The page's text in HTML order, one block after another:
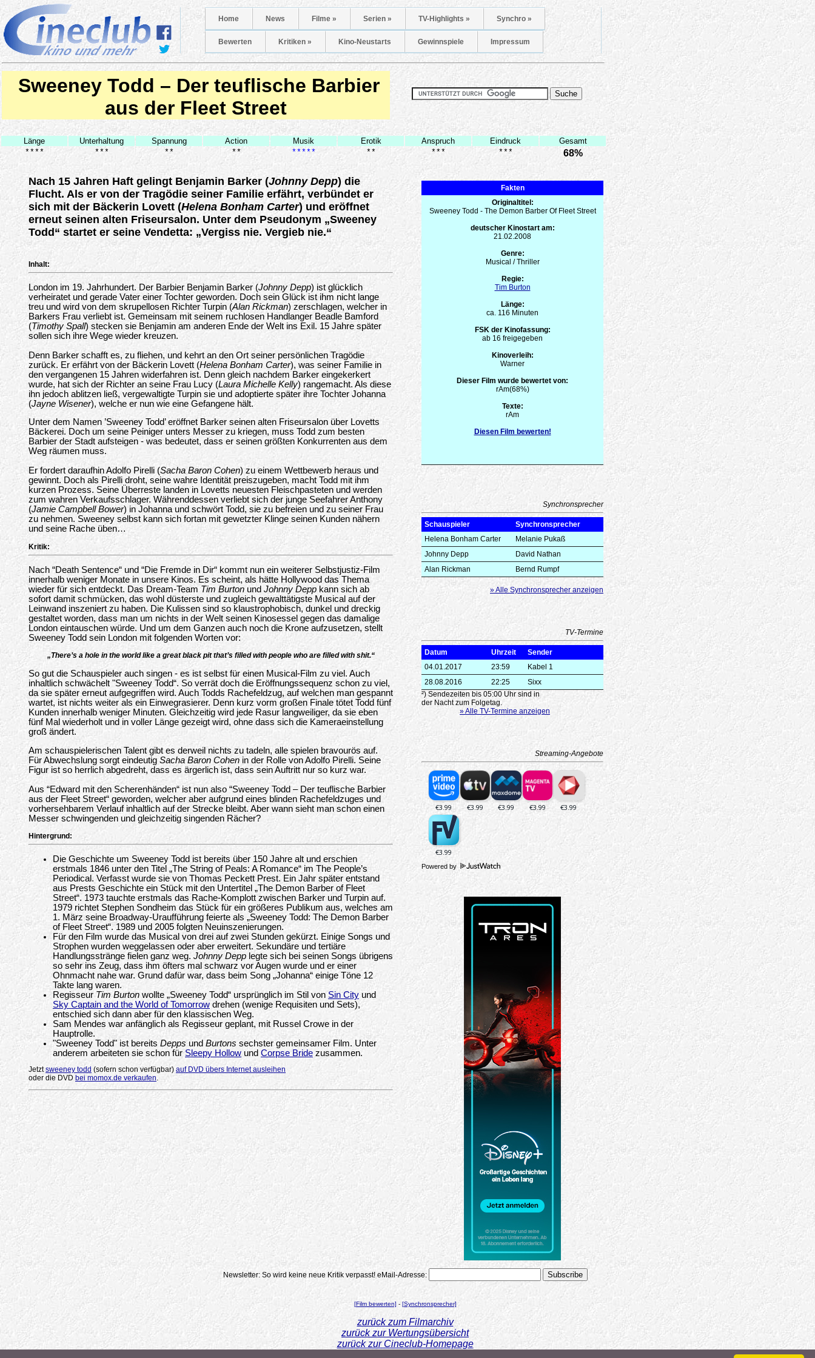
Home News Filme » Serien » TV-Highlights » Synchro »
Bewerten Kritiken » Kino-Neustarts Gewinnspiele Impressum
Sweeney Todd – Der teuflische Barbier
aus der Fleet Street
Länge Unterhaltung Spannung Action Musik Erotik Anspruch Eindruck
Gesamt
****
*** ** ** ***** ** *** *** 68%
Nach 15 Jahren Haft gelingt Benjamin Barker (Johnny Depp) die
Flucht. Als er von der Tragödie seiner Familie erfährt, verbündet er
sich mit der Bäckerin Lovett (Helena Bonham Carter) und eröffnet
erneut seinen alten Friseursalon. Unter dem Pseudonym „Sweeney
Todd“ startet er seine Vendetta: „Vergiss nie. Vergieb nie.“
Inhalt:
London im 19. Jahrhundert. Der Barbier Benjamin Barker (Johnny Depp) ist glücklich
verheiratet und gerade Vater einer Tochter geworden. Doch sein Glück ist ihm nicht lange
treu und wird von dem skrupellosen Richter Turpin (Alan Rickman) zerschlagen, welcher in
Barkers Frau verliebt ist. Gemeinsam mit seinem ruchlosen Handlanger Beadle Bamford
(Timothy Spall) stecken sie Benjamin am anderen Ende der Welt ins Exil. 15 Jahre später
sollen sich ihre Wege wieder kreuzen.
Denn Barker schafft es, zu fliehen, und kehrt an den Ort seiner persönlichen Tragödie
zurück. Er erfährt von der Bäckerin Lovett (Helena Bonham Carter), was seiner Familie in
den vergangenen 15 Jahren widerfahren ist. Denn gleich nachdem Barker eingekerkert
wurde, hat sich der Richter an seine Frau Lucy (Laura Michelle Kelly) rangemacht. Als diese
ihn jedoch ablitzen ließ, vergewaltigte Turpin sie und adoptierte später ihre Tochter Johanna
(Jayne Wisener), welche er nun wie eine Gefangene hält.
Unter dem Namen ’Sweeney Todd’ eröffnet Barker seinen alten Friseursalon über Lovetts
Bäckerei. Doch um seine Peiniger unters Messer zu kriegen, muss Todd zum besten
Barbier der Stadt aufsteigen - was bedeutet, dass er seinen größten Konkurrenten aus dem
Weg räumen muss.
Er fordert daraufhin Adolfo Pirelli (Sacha Baron Cohen) zu einem Wettbewerb heraus und
gewinnt. Doch als Pirelli droht, seine wahre Identität preiszugeben, macht Todd mit ihm
kurzen Prozess. Seine Überreste landen in Lovetts neuesten Fleischpasteten und werden
zum wahren Verkaufsschlager. Währenddessen verliebt sich der junge Seefahrer Anthony
(Jamie Campbell Bower) in Johanna und schwört Todd, sie zu befreien und zu seiner Frau
zu nehmen. Sweeney selbst kann sich fortan mit gewetzter Klinge seinen Kunden nähern
und seine Rache üben…
Kritik:
Nach “Death Sentence“ und “Die Fremde in Dir“ kommt nun ein weiterer Selbstjustiz-Film
innerhalb weniger Monate in unsere Kinos. Es scheint, als hätte Hollywood das Thema
wieder für sich entdeckt. Das Dream-Team Tim Burton und Johnny Depp kann sich ab
sofort damit schmücken, das wohl düsterste und zugleich gewalttätigste Musical auf der
Leinwand inszeniert zu haben. Die Kulissen sind so klaustrophobisch, dunkel und dreckig
gestaltet worden, dass man um nichts in der Welt seinen Kinosessel gegen das damalige
London eintauschen würde. Und um dem Ganzen auch noch die Krone aufzusetzen, stellt
Sweeney Todd sein London mit folgenden Worten vor:
„There’s a hole in the world like a great black pit that’s filled with people who are filled with shit.“
So gut die Schauspieler auch singen - es ist selbst für einen Musical-Film zu viel. Auch
inhaltlich schwächelt "Sweeney Todd“. So verrät doch die Eröffnungssequenz schon zu viel,
da sie später erneut aufgegriffen wird. Auch Todds Rachefeldzug, auf welchen man gespannt
wartet, ist nichts weiter als ein Einwegrasierer. Denn kurz vorm großen Finale tötet Todd fünf
Kunden innerhalb weniger Minuten. Gleichzeitig wird jede Rasur langweiliger, da sie eben
fünf Mal wiederholt und in voller Länge gezeigt wird, ohne dass sich die Kameraeinstellung
groß ändert.
Am schauspielerischen Talent gibt es derweil nichts zu tadeln, alle spielen bravourös auf.
Für Abwechslung sorgt eindeutig Sacha Baron Cohen in der Rolle von Adolfo Pirelli. Seine
Figur ist so herrlich abgedreht, dass es ärgerlich ist, dass sein Auftritt nur so kurz war.
Aus “Edward mit den Scherenhänden“ ist nun also “Sweeney Todd – Der teuflische Barbier
aus der Fleet Street“ geworden, welcher aber aufgrund eines blinden Rachefeldzuges und
vorhersehbarem Verlauf inhaltlich auf der Strecke bleibt. Aber wann sieht man schon einen
Messer schwingenden und gleichzeitig singenden Rächer?
Hintergrund:
Die Geschichte um Sweeney Todd ist bereits über 150 Jahre alt und erschien
erstmals 1846 unter den Titel „The String of Peals: A Romance“ im The People’s
Periodical. Verfasst wurde sie von Thomas Peckett Prest. Ein Jahr später entstand
aus Prests Geschichte ein Stück mit den Untertitel „The Demon Barber of Fleet
Street“. 1973 tauchte erstmals das Rache-Komplott zwischen Barker und Turpin auf.
1979 richtet Stephen Sondheim das Stück für ein größeres Publikum aus, welches am
1. März seine Broadway-Uraufführung feierte als „Sweeney Todd: The Demon Barber
of Fleet Street“. 1989 und 2005 folgten Neuinszenierungen.
Für den Film wurde das Musical von drei auf zwei Stunden gekürzt. Einige Songs und
Strophen wurden weggelassen oder aber erweitert. Sekundäre und tertiäre
Handlungsstränge fielen ganz weg. Johnny Depp legte sich bei seinen Songs übrigens
so sehr ins Zeug, dass ihm öfters mal schwarz vor Augen wurde und er einer
Ohnmacht nahe war. Grund dafür war, dass beim Song „Johanna“ einige Töne 12
Takte lang waren.
RegisseurTim Burton wollte „Sweeney Todd“ ursprünglich im Stil von Sin City und
Sky Captain and the World of Tomorrow drehen (wenige Requisiten und Sets),
entschied sich dann aber für den klassischen Weg.
Sam Mendes war anfänglich als Regisseur geplant, mit Russel Crowe in der
Hauptrolle.
"Sweeney Todd" ist bereits Depps und Burtons sechster gemeinsamer Film. Unter
anderem arbeiteten sie schon für Sleepy Hollow und Corpse Bride zusammen.
Jetztsweeney todd (sofern schon verfügbar) auf DVD übers Internet ausleihen
oder die DVD bei momox.de verkaufen.
Fakten
Originaltitel:
Sweeney Todd - The Demon Barber Of Fleet Street
deutscher Kinostart am:
21.02.2008
Genre:
Musical / Thriller
Regie:
Tim Burton
Länge:
ca. 116 Minuten
FSK der Kinofassung:
ab 16 freigegeben
Kinoverleih:
Warner
Dieser Film wurde bewertet von:
rAm(68%)
Texte:
rAm
Diesen Film bewerten!
Synchronsprecher
Schauspieler
Synchronsprecher
Helena Bonham Carter
Melanie Pukaß
Johnny Depp
David Nathan
Alan Rickman
Bernd Rumpf
» Alle Synchronsprecher anzeigen
TV-Termine
Datum Uhrzeit
Sender
04.01.2017
23:59
Kabel 1
28.08.2016
22:25
Sixx
²) Sendezeiten bis 05:00 Uhr sind in
der Nacht zum Folgetag.
» Alle TV-Termine anzeigen
Streaming-Angebote
Powered by
Newsletter: So wird keine neue Kritik verpasst! eMail-Adresse:
[Film bewerten] - [Synchronsprecher]
zurück zum Filmarchiv
zurück zur Wertungsübersicht
zurück zur Cineclub-Homepage